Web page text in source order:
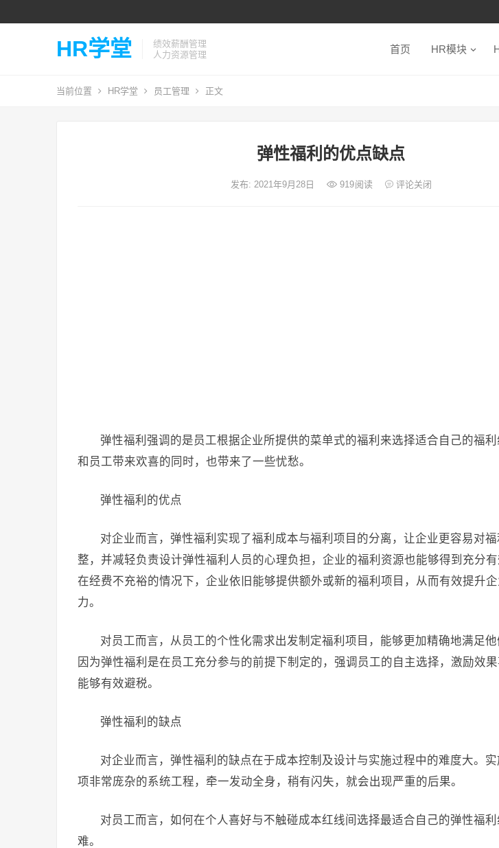
HR学堂
绩效薪酬管理
人力资源管理
首页 HR模块
当前位置 HR学堂 员工管理 正文
弹性福利的优点缺点
发布: 2021年9月28日 919阅读 评论关闭
弹性福利强调的是员工根据企业所提供的菜单式的福利来选择适合自己的福
和员工带来欢喜的同时，也带来了一些忧愁。
弹性福利的优点
对企业而言，弹性福利实现了福利成本与福利项目的分离，让企业更容易对福
整，并减轻负责设计弹性福利人员的心理负担，企业的福利资源也能够得到充分
在经费不充裕的情况下，企业依旧能够提供额外或新的福利项目，从而有效提升
力。
对员工而言，从员工的个性化需求出发制定福利项目，能够更加精确地满足他
因为弹性福利是在员工充分参与的前提下制定的，强调员工的自主选择，激励效果
能够有效避税。
弹性福利的缺点
对企业而言，弹性福利的缺点在于成本控制及设计与实施过程中的难度大。
项非常庞杂的系统工程，牵一发动全身，稍有闪失，就会出现严重的后果。
对员工而言，如何在个人喜好与不触碰成本红线间选择最适合自己的弹性福
难。